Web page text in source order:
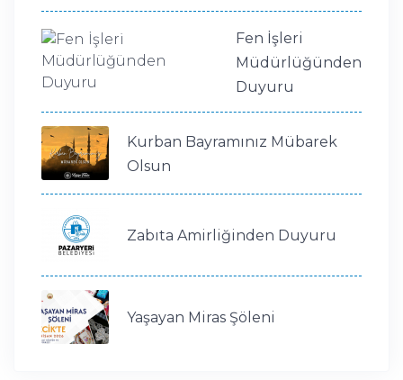
Fen İşleri
Müdürlüğünden
Duyuru
Kurban Bayramınız Mübarek
Olsun
Zabıta Amirliğinden Duyuru
Yaşayan Miras Şöleni